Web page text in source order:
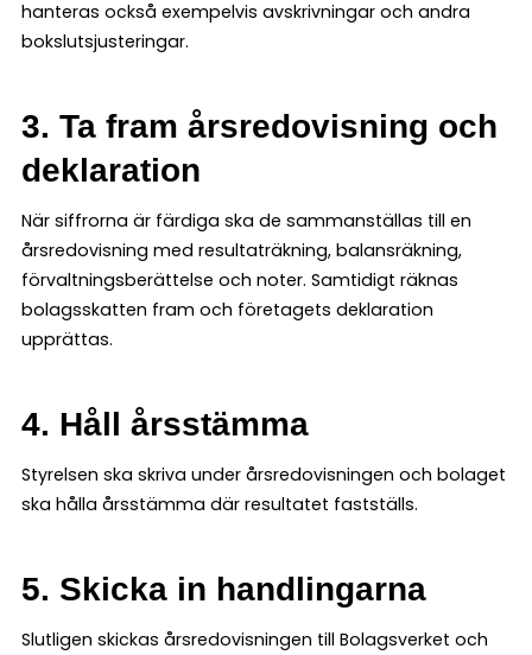
hanteras också exempelvis avskrivningar och andra
bokslutsjusteringar.
3. Ta fram årsredovisning och
deklaration
När siffrorna är färdiga ska de sammanställas till en
årsredovisning med resultaträkning, balansräkning,
förvaltningsberättelse och noter. Samtidigt räknas
bolagsskatten fram och företagets deklaration
upprättas.
4. Håll årsstämma
Styrelsen ska skriva under årsredovisningen och bolaget
ska hålla årsstämma där resultatet fastställs.
5. Skicka in handlingarna
Slutligen skickas årsredovisningen till Bolagsverket och